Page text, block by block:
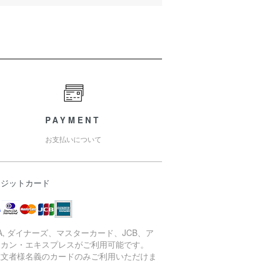
PAYMENT
お支払いについて
ットカード
ダイナーズ、マスターカード、JCB、ア
ン・エキスプレスがご利用可能です。
者様名義のカードのみご利用いただけま